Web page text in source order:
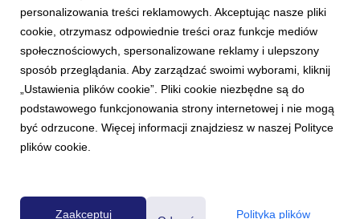
AKTUALNOŚCI
Katarzyna Wilk nową prowadzącą w Radiu
ZET
9 stycznia 2026
Do zespołu Radia ZET dołączyła nowa prezenterka. Katarzyna
Wilk będzie współprowadzić z Robertem Karpowiczem
popołudniowe pasmo stacji „Razem lepiej”. Nowy duet
personalizowania treści reklamowych. Akceptując nasze pliki
cookie, otrzymasz odpowiednie treści oraz funkcje mediów
społecznościowych, spersonalizowane reklamy i ulepszony
sposób przeglądania. Aby zarządzać swoimi wyborami, kliknij
„Ustawienia plików cookie”. Pliki cookie niezbędne są do
podstawowego funkcjonowania strony internetowej i nie mogą
być odrzucone. Więcej informacji znajdziesz w naszej Polityce
plików cookie.
Zaakceptuj Polityka plików